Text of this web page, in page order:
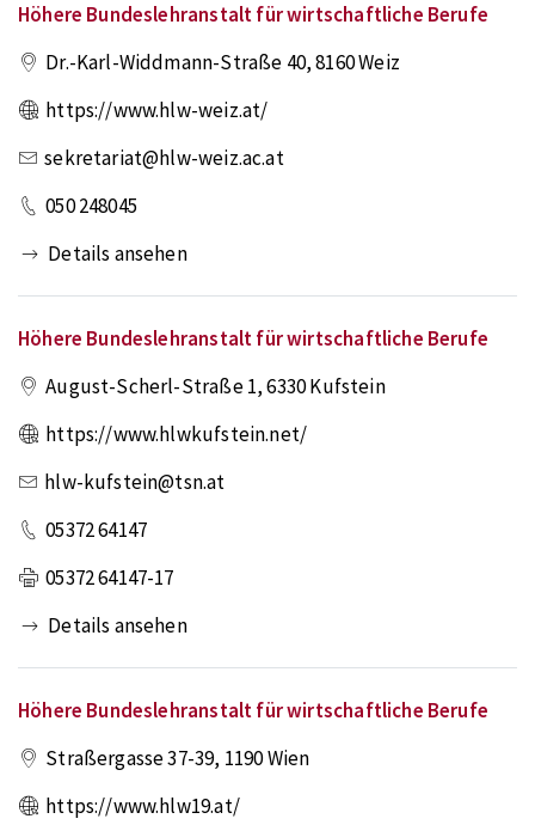
Höhere Bundeslehranstalt für wirtschaftliche Berufe
Dr.-Karl-Widdmann-Straße 40,8160Weiz
https://www.hlw-weiz.at/
sekretariat@hlw-weiz.ac.at
050 248045
Details ansehen
Höhere Bundeslehranstalt für wirtschaftliche Berufe
August-Scherl-Straße 1,6330Kufstein
https://www.hlwkufstein.net/
hlw-kufstein@tsn.at
05372 64147
05372 64147-17
Details ansehen
Höhere Bundeslehranstalt für wirtschaftliche Berufe
Straßergasse 37-39, 1190Wien
https://www.hlw19.at/